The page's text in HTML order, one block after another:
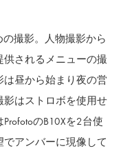
撮影。人物撮影から
されるメニューの撮
昼から始まり夜の営
はストロボを使用せ
のB10Xを2台使
アンバーに現像して